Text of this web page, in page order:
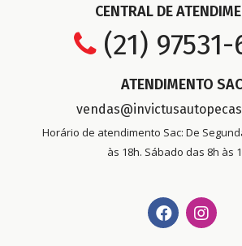
CENTRAL DE
(21) 97531-
ATENDIMENTO SAC
Horário de atendimento Sac: De
às 18h. Sábado das 8h às